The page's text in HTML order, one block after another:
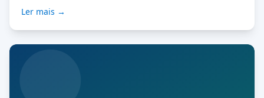
um novo e poderoso recurso: seções internas. São
formulários que somente sua equipe pode visualizar e
Ler mais →